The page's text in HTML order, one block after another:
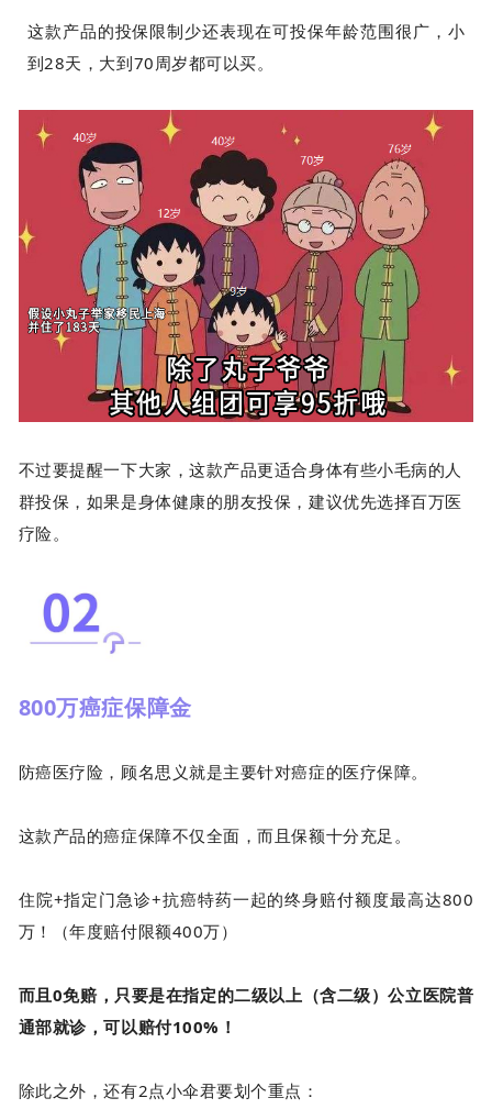
膜炎、脑脓肿、帕金森、格林巴利综合征、脑白质变
性；
肾疾病：急/慢性肾炎、肾病综合征、肾功能不全、肾/
输尿管结石、肾积水；
风湿性疾病:风湿/类风湿性关节炎、红斑狼疮、斯蒂尔
病(still病)、强直性脊柱炎、痛风、骨关节炎、干燥综
合征、筋膜炎、白塞病；
其他:血友病、骨髓炎、脊柱炎、骨/关节结核、肌无
力、多发性硬化。
这款产品的投保限制少还表现在可投保年龄范围很广，小
到28天，大到70周岁都可以买。
不过要提醒一下大家，这款产品更适合身体有些小毛病的人
群投保，如果是身体健康的朋友投保，建议优先选择百万医
疗险。
800万癌症保障金
防癌医疗险，顾名思义就是主要针对癌症的医疗保障。
这款产品的癌症保障不仅全面，而且保额十分充足。
住院+指定门急诊+抗癌特药一起的终身赔付额度最高达800
万！（年度赔付限额400万）
而且0免赔，只要是在指定的二级以上（含二级）公立医院普
通部就诊，可以赔付100%！
除此之外，还有2点小伞君要划个重点：